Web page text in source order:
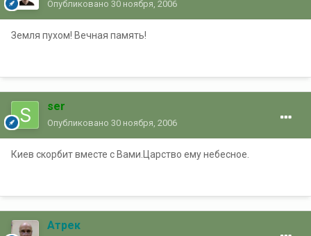
Опубликовано 30 ноября, 2006
Земля пухом! Вечная память!
ser
Опубликовано 30 ноября, 2006
Киев скорбит вместе с Вами.Царство ему небесное.
Атрек